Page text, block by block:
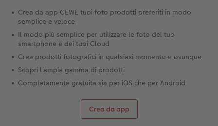
Crea da app CEWE tuoi foto prodotti preferiti in modo
semplice e veloce
Il modo più semplice per utilizzare le foto del tuo
smartphone e dei tuoi Cloud
Crea prodotti fotografici in qualsiasi momento e ovunque
Scopri l’ampia gamma di prodotti
Completamente gratuita sia per iOS che per Android
Crea da app